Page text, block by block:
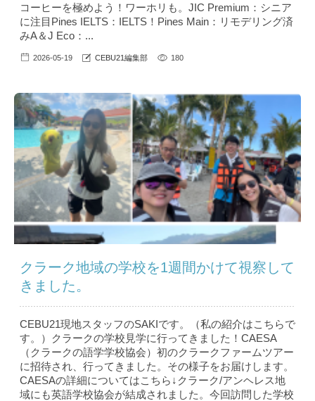
コーヒーを極めよう！ワーホリも。JIC Premium：シニア
に注目Pines IELTS：IELTS！Pines Main：リモデリング済
みA＆J Eco：...
2026-05-19 CEBU21編集部 180
クラーク地域の学校を1週間かけて視察して
きました。
CEBU21現地スタッフのSAKIです。（私の紹介はこちら で
す。）クラークの学校見学に行ってきました！CAESA
（クラークの語学学校協会）初のクラークファームツアー
に招待され、行ってきました。その様子をお届けします。
CAESAの詳細についてはこちら↓クラーク/アンヘレス地
域にも英語学校協会が結成されました。今回訪問した学校